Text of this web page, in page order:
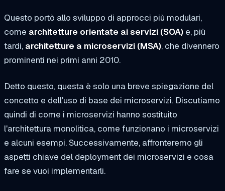
Questo portò allo sviluppo di approcci più modulari,
come architetture orientate ai servizi (SOA) e, più
tardi, architetture a microservizi (MSA), che divennero
prominenti nei primi anni 2010.
Detto questo, questa è solo una breve spiegazione del
concetto e dell'uso di base dei microservizi. Discutiamo
quindi di come i microservizi hanno sostituito
l'architettura monolitica, come funzionano i microservizi
e alcuni esempi. Successivamente, affronteremo gli
aspetti chiave del deployment dei microservizi e cosa
fare se vuoi implementarli.